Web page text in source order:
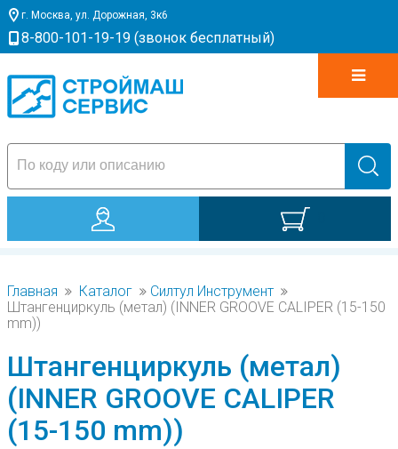
г. Москва, ул. Дорожная, 3к6
8-800-101-19-19 (звонок бесплатный)
Главная Каталог
Силтул Инструмент
Штангенциркуль (метал) (INNER GROOVE CALIPER (15-150
mm))
Штангенциркуль (метал)
(INNER GROOVE CALIPER
(15-150 mm))